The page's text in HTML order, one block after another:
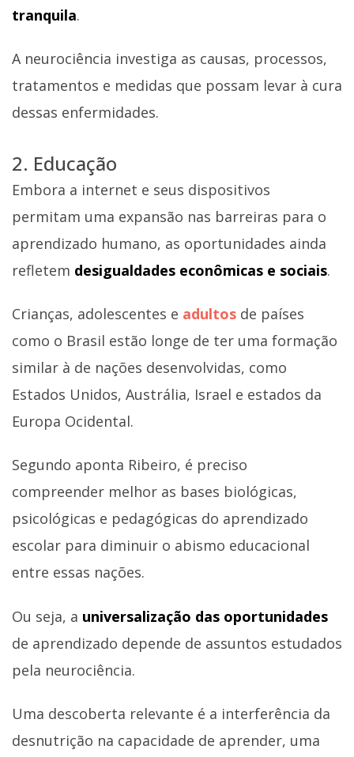
tranquila.
A neurociência investiga as causas, processos,
tratamentos e medidas que possam levar à cura
dessas enfermidades.
2. Educação
Embora a internet e seus dispositivos
permitam uma expansão nas barreiras para o
aprendizado humano, as oportunidades ainda
refletem desigualdades econômicas e sociais.
Crianças, adolescentes e adultos de países
como o Brasil estão longe de ter uma formação
similar à de nações desenvolvidas, como
Estados Unidos, Austrália, Israel e estados da
Europa Ocidental.
Segundo aponta Ribeiro, é preciso
compreender melhor as bases biológicas,
psicológicas e pedagógicas do aprendizado
escolar para diminuir o abismo educacional
entre essas nações.
Ou seja, a universalização das oportunidades
de aprendizado depende de assuntos estudados
pela neurociência.
Uma descoberta relevante é a interferência da
desnutrição na capacidade de aprender, uma